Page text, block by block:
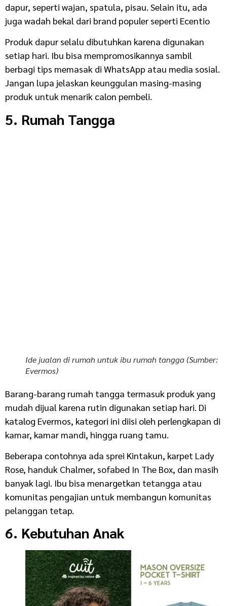
dapur, seperti wajan, spatula, pisau. Selain itu, ada
juga wadah bekal dari brand populer seperti Ecentio
Produk dapur selalu dibutuhkan karena digunakan
setiap hari. Ibu bisa mempromosikannya sambil
berbagi tips memasak di WhatsApp atau media sosial.
Jangan lupa jelaskan keunggulan masing-masing
produk untuk menarik calon pembeli.
5. Rumah Tangga
Ide jualan di rumah untuk ibu rumah tangga (Sumber:
Evermos)
Barang-barang rumah tangga termasuk produk yang
mudah dijual karena rutin digunakan setiap hari. Di
katalog Evermos, kategori ini diisi oleh perlengkapan di
kamar, kamar mandi, hingga ruang tamu.
Beberapa contohnya ada sprei Kintakun, karpet Lady
Rose, handuk Chalmer, sofabed In The Box, dan masih
banyak lagi. Ibu bisa menargetkan tetangga atau
komunitas pengajian untuk membangun komunitas
pelanggan tetap.
6. Kebutuhan Anak